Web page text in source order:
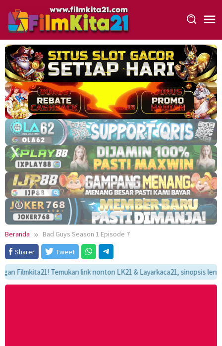
konten
Beranda
Bad Guys Season 1 Episode 7
Sharer
Tweet
Filmkita21! Temukan link nonton LK21 & Layarkaca21, sinopsis